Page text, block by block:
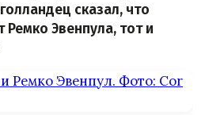
сказал, что
Ремко Эвенпула, тот и